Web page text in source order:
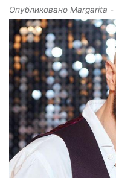
Опубликовано Margarita -